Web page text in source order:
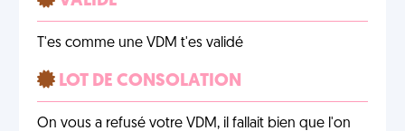
T'es comme une VDM t'es validé
LOT DE CONSOLATION
On vous a refusé votre VDM, il fallait bien que l'on